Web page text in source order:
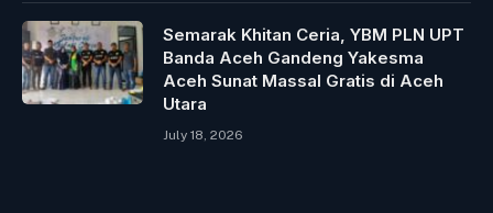
Semarak Khitan Ceria, YBM PLN UPT
Banda Aceh Gandeng Yakesma
Aceh Sunat Massal Gratis di Aceh
Utara
July 18, 2026